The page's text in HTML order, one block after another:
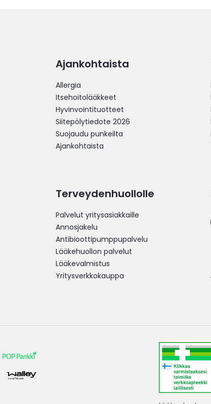
Ajankohtaista
Allergia
Itsehoitolääkkeet
Hyvinvointituotteet
Siitepölytiedote 2026
Suojaudu punkeilta
Ajankohtaista
Terveydenhuollolle
Palvelut yritysasiakkaille
Annosjakelu
Antibioottipumppupalvelu
Lääkehuollon palvelut
Lääkevalmistus
Yritysverkkokauppa